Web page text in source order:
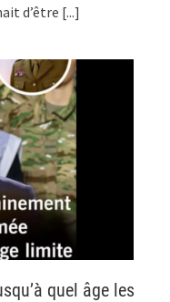
d’être [...]
quel âge les